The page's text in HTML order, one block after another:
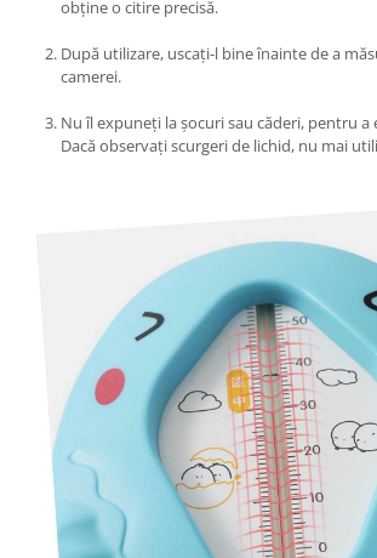
Bucatarie si electrocasnice
Espressoare si cafetiere
Autocolant de bucatarie
Dozatoare
Fete de masa
Fierbatoare
Friteuze
Genti Termoizolante Mancare
Magneti de frigider
Masini de tocat manuale
obține o citire precisă.
După utilizare, uscați-l bine înainte de a
camerei.
Nu îl expuneți la șocuri sau căderi, pentru
Dacă observați scurgeri de lichid, nu mai